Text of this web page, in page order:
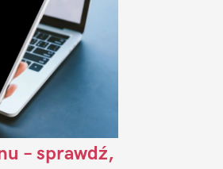
– sprawdź,